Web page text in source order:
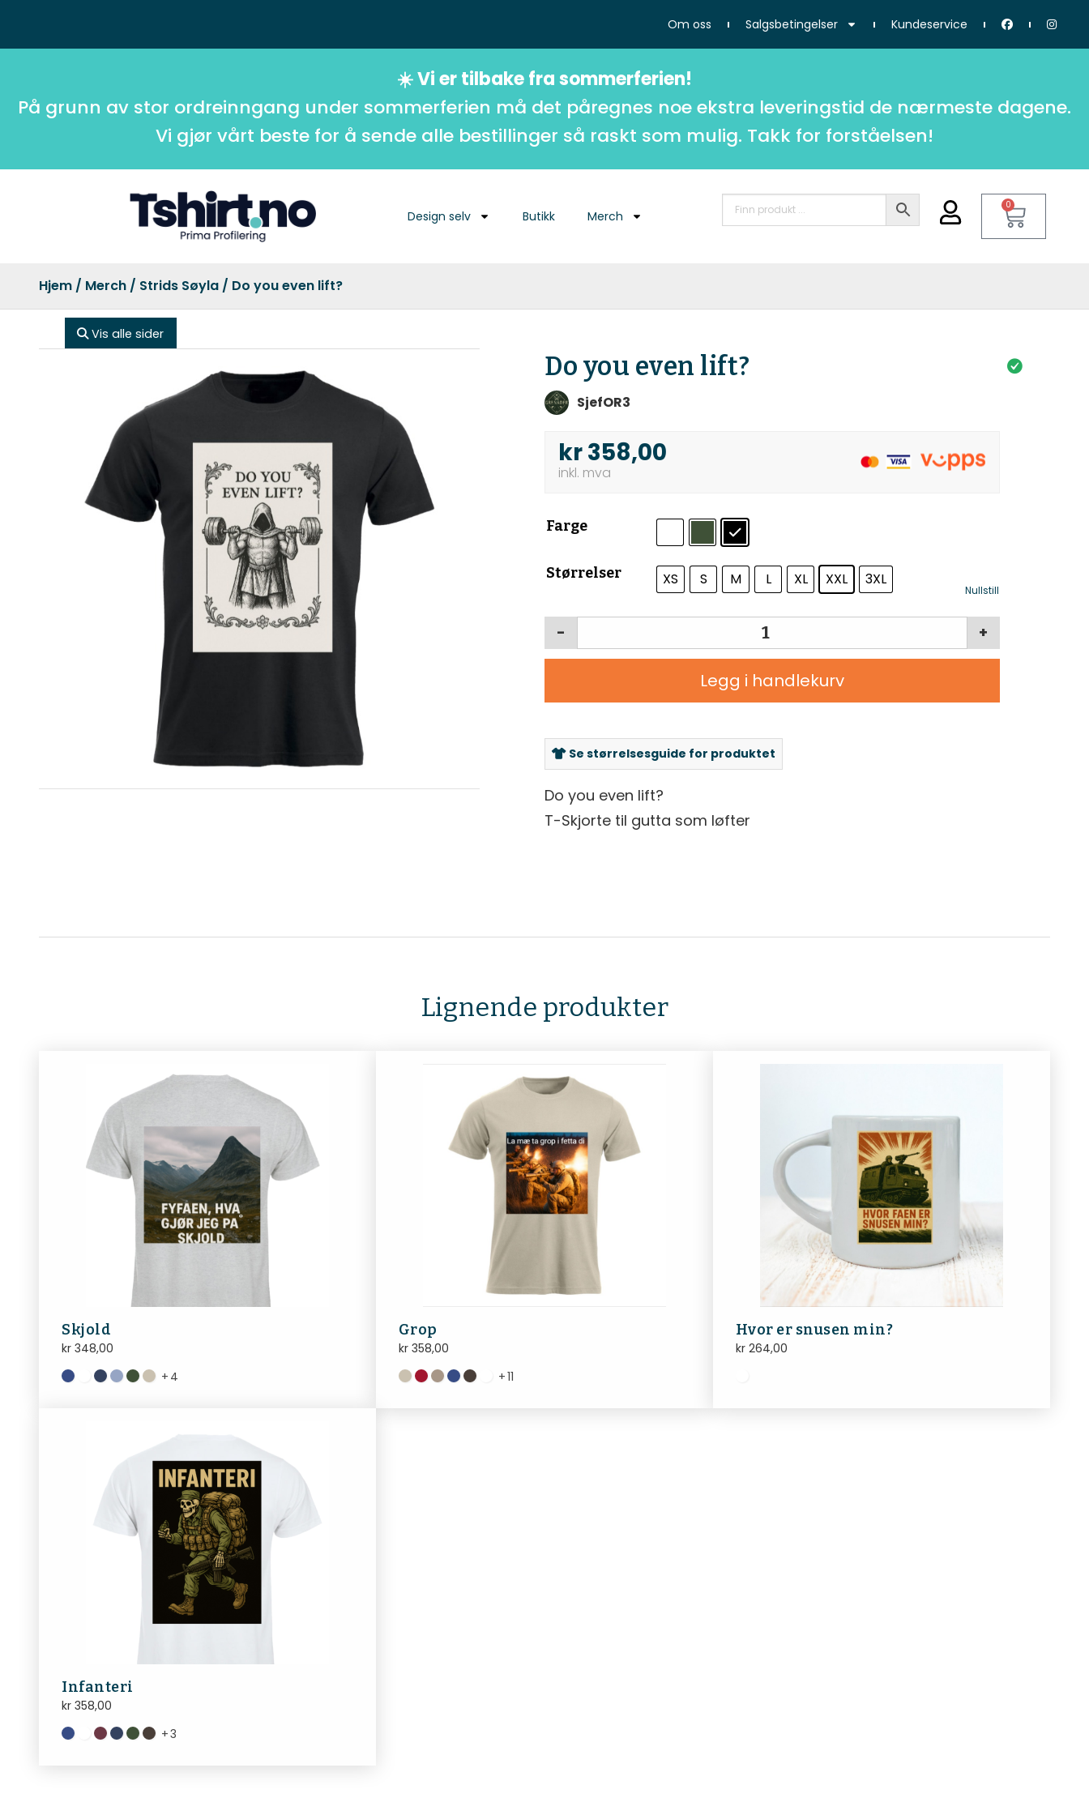
Om oss Salgsbetingelser Kundeservice
☀️ Vi er tilbake fra sommerferien!
På grunn av stor ordreinngang under sommerferien må det påregnes noe ekstra leveringstid de nærmeste dagene.
Vi gjør vårt beste for å sende alle bestillinger så raskt som mulig. Takk for forståelsen!
Design selv Butikk Merch
0
Hjem / Merch / Strids Søyla / Do you even lift?
Vis alle sider
Do you even lift?
SjefOR3
kr358,00
Farge
Størrelser XS S M L XL XXL 3XL
Nullstill
+
-
Legg i handlekurv
Se størrelsesguide for produktet
Do you even lift?
T-Skjorte til gutta som løfter
Lignende produkter
Skjold
kr 348,00
+ 4
Grop
kr358,00
+11
Hvor er snusen min?
kr264,00
Infanteri
kr 358,00
+3